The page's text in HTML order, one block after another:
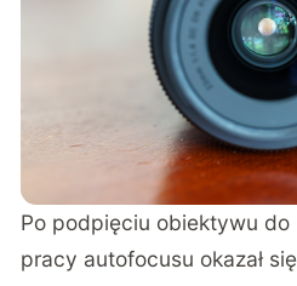
Po podpięciu obiektywu
pracy autofocusu okazał